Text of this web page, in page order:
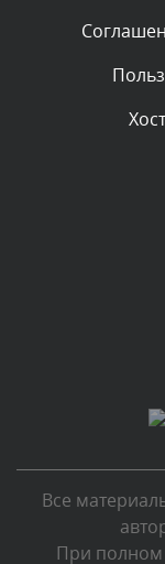
Текст
Текст
Текст
Текст
Все
При полном